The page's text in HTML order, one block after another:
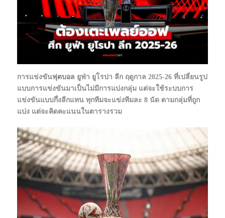
การแข่งขันฟุตบอล ยูฟ่า ยูโรปา ลีก ฤดูกาล 2025-26 ที่เปลี่ยนรูป
แบบการแข่งขันมาเป็นไม่มีการแบ่งกลุ่ม แต่จะใช้ระบบการ
แข่งขันแบบกึ่งลีกแทน ทุกทีมจะแข่งทีมละ 8 นัด ตามกลุ่มที่ถูก
แบ่ง แต่จะคิดคะแนนในตารางรวม